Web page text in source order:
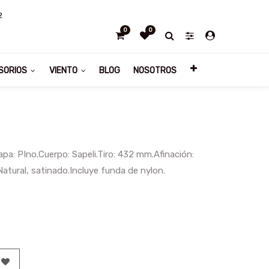
0 0
VIENTO BLOG NOSOTROS
PIno.Cuerpo: Sapeli.Tiro: 432 mm.Afinación:
satinado.Incluye funda de nylon.